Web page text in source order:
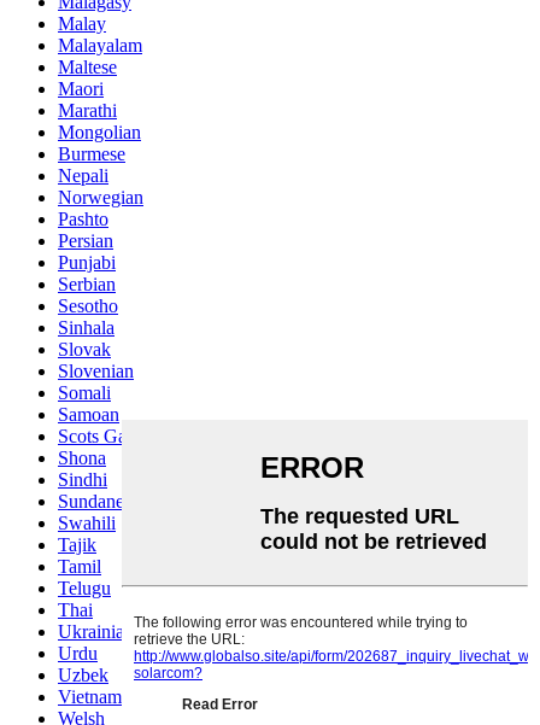
Malay
Malayalam
Maltese
Maori
Marathi
Mongolian
Burmese
Nepali
Norwegian
Pashto
Persian
Punjabi
Serbian
Sesotho
Sinhala
Slovak
Slovenian
Somali
Samoan
Scots Gaelic
Shona
Sindhi
Sundanese
Swahili
Tajik
Tamil
Telugu
Thai
Ukrainian
Urdu
Uzbek
Vietnamese
Welsh